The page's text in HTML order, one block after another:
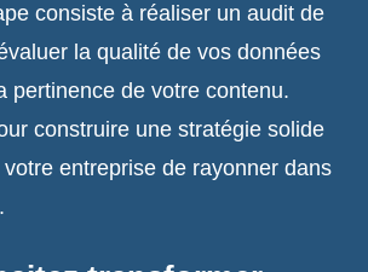
consiste à réaliser un audit de
la qualité de vos données
pertinence de votre contenu.
construire une stratégie solide
entreprise de rayonner dans